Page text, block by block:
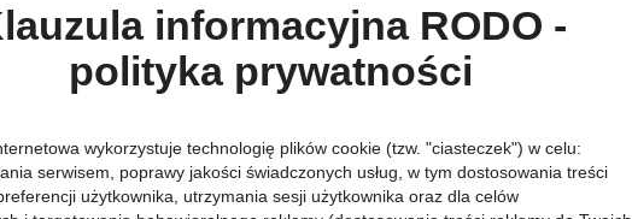
informacyjna RODO -
polityka prywatności
wykorzystuje technologię plików cookie (tzw. "ciasteczek") w celu:
serwisem, poprawy jakości świadczonych usług, w tym dostosowania treści
użytkownika, utrzymania sesji użytkownika oraz dla celów